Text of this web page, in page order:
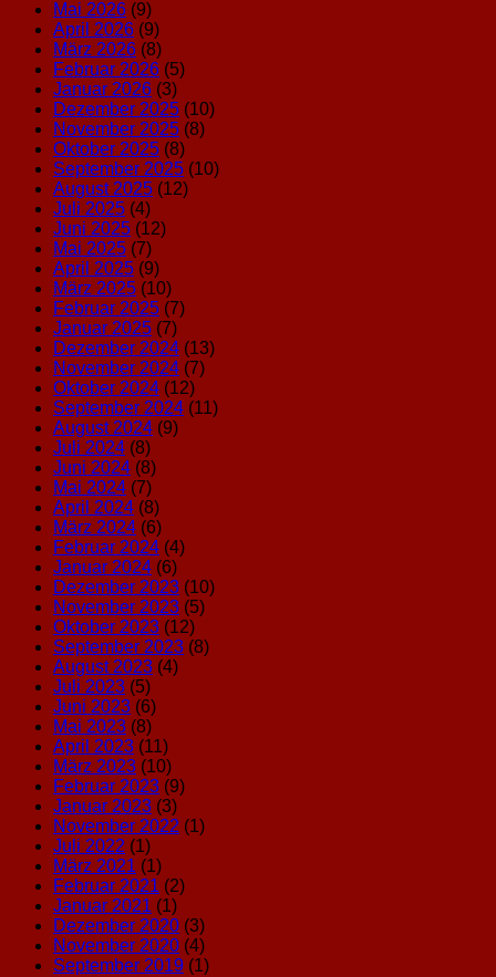
Mai 2026 (9)
April 2026 (9)
März 2026 (8)
Februar 2026 (5)
Januar 2026 (3)
Dezember 2025 (10)
November 2025 (8)
Oktober 2025 (8)
September 2025 (10)
August 2025 (12)
Juli 2025 (4)
Juni 2025 (12)
Mai 2025 (7)
April 2025 (9)
März 2025 (10)
Februar 2025 (7)
Januar 2025 (7)
Dezember 2024 (13)
November 2024 (7)
Oktober 2024 (12)
September 2024 (11)
August 2024 (9)
Juli 2024 (8)
Juni 2024 (8)
Mai 2024 (7)
April 2024 (8)
März 2024 (6)
Februar 2024 (4)
Januar 2024 (6)
Dezember 2023 (10)
November 2023 (5)
Oktober 2023 (12)
September 2023 (8)
August 2023 (4)
Juli 2023 (5)
Juni 2023 (6)
Mai 2023 (8)
April 2023 (11)
März 2023 (10)
Februar 2023 (9)
Januar 2023 (3)
November 2022 (1)
Juli 2022 (1)
März 2021 (1)
Februar 2021 (2)
Januar 2021 (1)
Dezember 2020 (3)
November 2020 (4)
September 2019 (1)